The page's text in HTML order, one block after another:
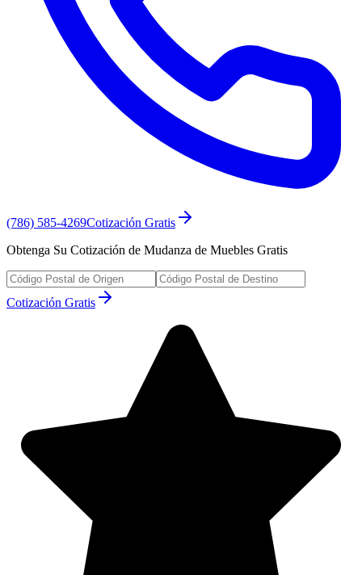
(786) 585-4269Cotización Gratis
Obtenga Su Cotización de Mudanza de Muebles Gratis
Cotización Gratis